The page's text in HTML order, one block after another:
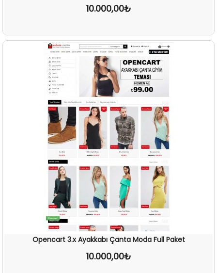
10.000,00₺
Opencart 3.x Ayakkabı Çanta Moda Full Paket
10.000,00₺